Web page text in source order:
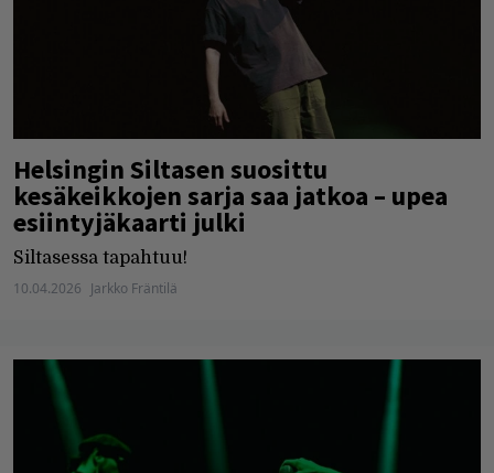
Helsingin Siltasen suosittu
kesäkeikkojen sarja saa jatkoa – upea
esiintyjäkaarti julki
Siltasessa tapahtuu!
10.04.2026 Jarkko Fräntilä